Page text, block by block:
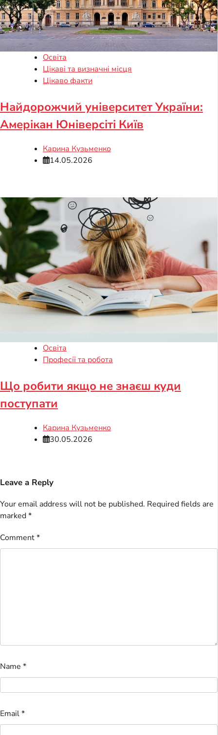
Освіта
Цікаві та визначні місця
Цікаво факти
Найдорожчий університет України:
Амерікан Юніверсіті Київ
Карина Кузьменко
14.05.2026
Освіта
Професії та робота
Що робити якщо не знаєш куди
поступати
Карина Кузьменко
30.05.2026
Leave a Reply
Your email address will not be published. Required fields are
marked*
Comment*
Name *
Email*